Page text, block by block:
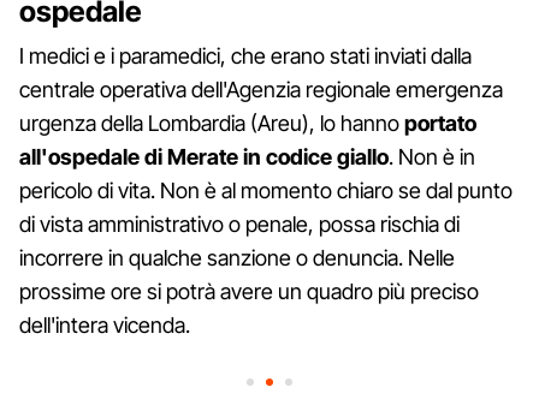
ospedale
I medici e i paramedici, che erano stati inviati dalla
centrale operativa dell'Agenzia regionale emergenza
urgenza della Lombardia (Areu), lo hannoportato
all'ospedale di Merate in codice giallo. Non è in
pericolo di vita. Non è al momento chiaro se dal punto
di vista amministrativo o penale, possa rischia di
incorrere in qualche sanzione o denuncia. Nelle
prossime ore si potrà avere un quadro più preciso
dell'intera vicenda.